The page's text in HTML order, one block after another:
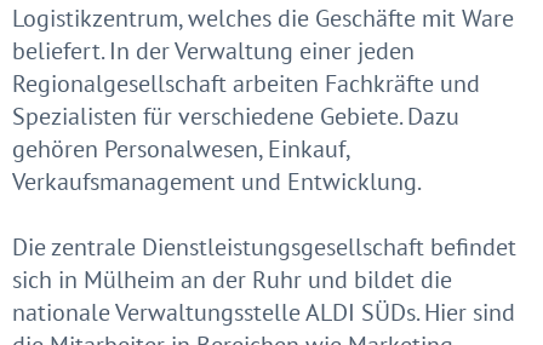
Logistikzentrum, welches die Geschäfte mit Ware
beliefert. In der Verwaltung einer jeden
Regionalgesellschaft arbeiten Fachkräfte und
Spezialisten für verschiedene Gebiete. Dazu
gehören Personalwesen, Einkauf,
Verkaufsmanagement und Entwicklung.
Die zentrale Dienstleistungsgesellschaft befindet
sich in Mülheim an der Ruhr und bildet die
nationale Verwaltungsstelle ALDI SÜDs. Hier sind